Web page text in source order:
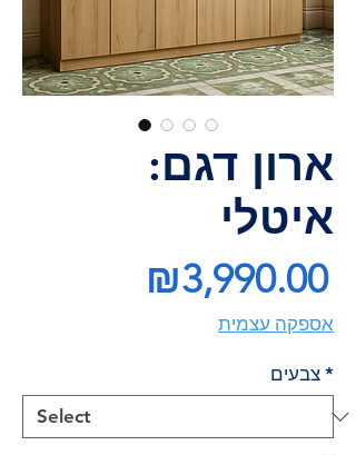
ארון דגם:
איטלי
₪3,990.00
אספקה עצמית
צבעים *